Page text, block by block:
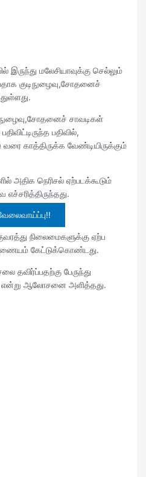
மலேசியாவுக்கு செல்லும்
குடிநுழைவு,சோதனைச்
சாவடிகள்
பதிவில்,
காத்திருக்க வேண்டியிருக்கும்
அதிக நெரிசல் ஏற்படக்கூடும்
நிலைமைகளுக்கு ஏற்ப
கேட்டுக்கொண்டது.
தவிர்ப்பதற்கு பேருந்து
ஆலோசனை அளித்தது.